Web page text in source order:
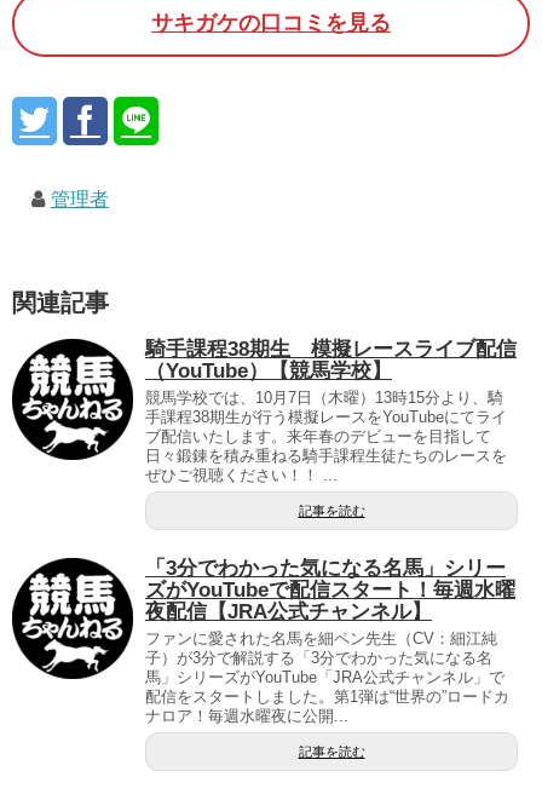
サキガケの口コミを見る
管理者
関連記事
騎手課程38期生 模擬レースライブ配信
（YouTube）【競馬学校】
競馬学校では、10月7日（木曜）13時15分より、騎
手課程38期生が行う模擬レースをYouTubeにてライ
ブ配信いたします。来年春のデビューを目指して
日々鍛錬を積み重ねる騎手課程生徒たちのレースを
ぜひご視聴ください！！ ...
記事を読む
「3分でわかった気になる名馬」シリー
ズがYouTubeで配信スタート！毎週水曜
夜配信【JRA公式チャンネル】
ファンに愛された名馬を細ペン先生（CV：細江純
子）が3分で解説する「3分でわかった気になる名
馬」シリーズがYouTube「JRA公式チャンネル」で
配信をスタートしました。第1弾は“世界の”ロードカ
ナロア！毎週水曜夜に公開...
記事を読む